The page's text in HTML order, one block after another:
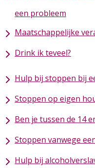
een probleem
Maatschappelijke
Drink ik teveel?
Hulp bij stoppen bij
Stoppen op eigen
Ben je tussen de 14
Stoppen vanwege
Hulp bij